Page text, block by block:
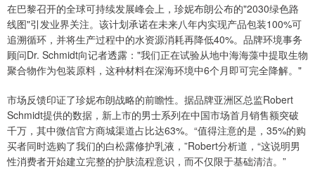
在巴黎召开的全球可持续发展峰会上，珍妮布朗公布的"2030绿色路
线图"引发业界关注。该计划承诺在未来八年内实现产品包装100%可
追溯循环，并将生产过程中的水资源消耗再降低40%。品牌环境事务
顾问Dr. Schmidt向记者透露："我们正在试验从地中海海藻中提取生物
聚合物作为包装原料，这种材料在深海环境中6个月即可完全降解。"
市场反馈印证了珍妮布朗战略的前瞻性。据品牌亚洲区总监Robert
Schmidt提供的数据，新上市的男士系列在中国市场首月销售额突破
千万，其中微信官方商城渠道占比达63%。“值得注意的是，35%的购
买者同时选购了我们的白松露修护乳液，”Robert分析道，“这说明男
性消费者开始建立完整的护肤流程意识，而不仅限于基础清洁。”